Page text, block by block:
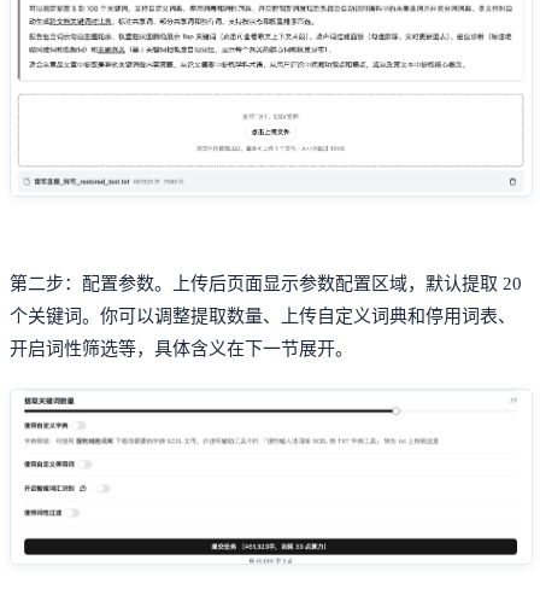
第二步：配置参数。上传后页面显示参数配置区域，默认提取 20
个关键词。你可以调整提取数量、上传自定义词典和停用词表、
开启词性筛选等，具体含义在下一节展开。